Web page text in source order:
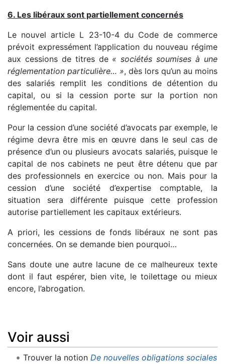
6. Les libéraux sont partiellement concernés
Le nouvel article L 23-10-4 du Code de commerce
prévoit expressément l’application du nouveau régime
aux cessions de titres de « sociétés soumises à une
réglementation particulière… », dès lors qu’un au moins
des salariés remplit les conditions de détention du
capital, ou si la cession porte sur la portion non
réglementée du capital.
Pour la cession d’une société d’avocats par exemple, le
régime devra être mis en œuvre dans le seul cas de
présence d’un ou plusieurs avocats salariés, puisque le
capital de nos cabinets ne peut être détenu que par
des professionnels en exercice ou non. Mais pour la
cession d’une société d’expertise comptable, la
situation sera différente puisque cette profession
autorise partiellement les capitaux extérieurs.
A priori, les cessions de fonds libéraux ne sont pas
concernées. On se demande bien pourquoi…
Sans doute une autre lacune de ce malheureux texte
dont il faut espérer, bien vite, le toilettage ou mieux
encore, l’abrogation.
Voir aussi
Trouver la notion De nouvelles obligations sociales